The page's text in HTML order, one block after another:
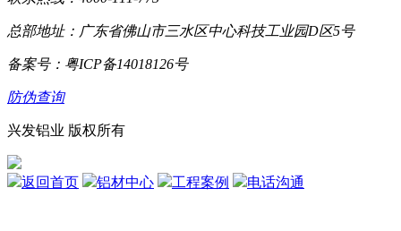
总部地址：广东省佛山市三水区中心科技工业园D区5号
备案号：粤ICP备14018126号
防伪查询
兴发铝业 版权所有
返回首页 铝材中心 工程案例 电话沟通